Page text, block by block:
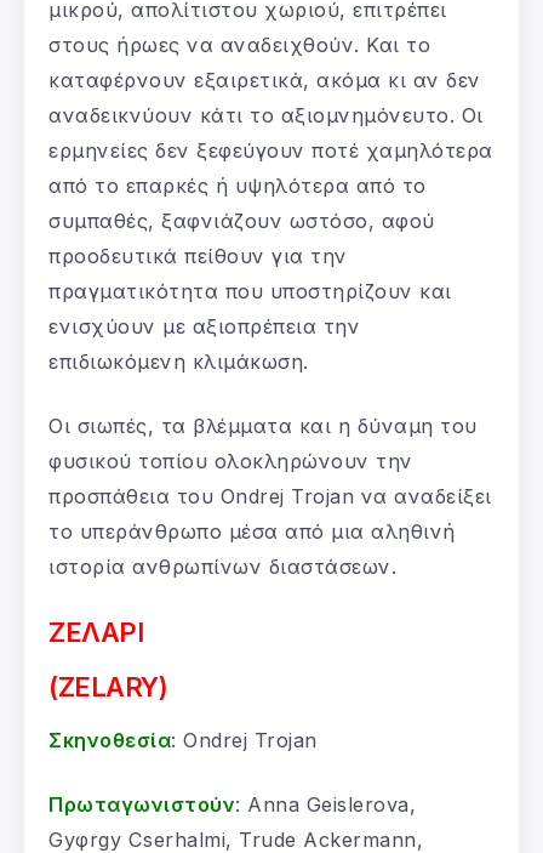
μικρού, απολίτιστου χωριού, επιτρέπει
στους ήρωες να αναδειχθούν. Και το
καταφέρνουν εξαιρετικά, ακόμα κι αν δεν
αναδεικνύουν κάτι το αξιομνημόνευτο. Οι
ερμηνείες δεν ξεφεύγουν ποτέ χαμηλότερα
από το επαρκές ή υψηλότερα από το
συμπαθές, ξαφνιάζουν ωστόσο, αφού
προοδευτικά πείθουν για την
πραγματικότητα που υποστηρίζουν και
ενισχύουν με αξιοπρέπεια την
επιδιωκόμενη κλιμάκωση.
Οι σιωπές, τα βλέμματα και η δύναμη του
φυσικού τοπίου ολοκληρώνουν την
προσπάθεια του Ondrej Trojan να αναδείξει
το υπεράνθρωπο μέσα από μια αληθινή
ιστορία ανθρωπίνων διαστάσεων.
ΖΕΛΑΡΙ
(ZELARY)
Σκηνοθεσία: Ondrej Trojan
Πρωταγωνιστούν: Anna Geislerova,
Gyφrgy Cserhalmi, Trude Ackermann,